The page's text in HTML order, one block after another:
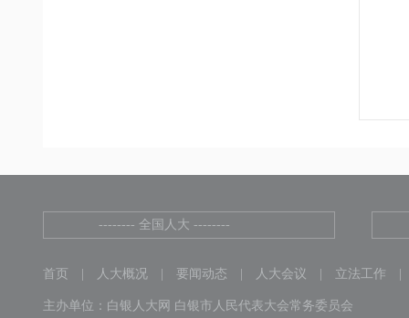
-------- 全国人大 --------
首页 人大概况 要闻动态 人大会议 立法工作
主办单位：白银人大网 白银市人民代表大会常务委员会